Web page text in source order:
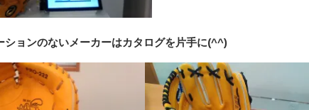
ションのないメーカーはカタログを片手に(^^)